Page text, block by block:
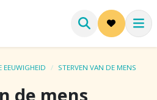
EEUWIGHEID STERVEN VAN DE MENS
de mens